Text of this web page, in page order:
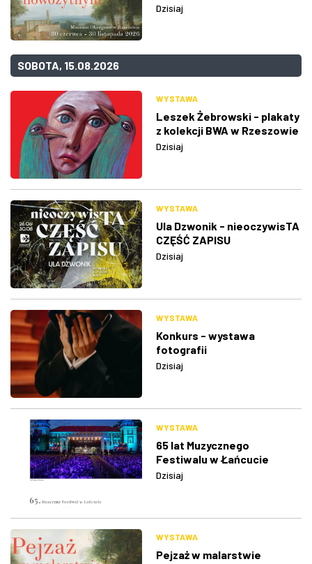
Dzisiaj
SOBOTA, 15.08.2026
WYSTAWA
Leszek Żebrowski - plakaty
z kolekcji BWA w Rzeszowie
Dzisiaj
WYSTAWA
Ula Dzwonik - nieoczywisTA
CZĘŚĆ ZAPISU
Dzisiaj
WYSTAWA
Konkurs - wystawa
fotografii
Dzisiaj
WYSTAWA
65 lat Muzycznego
Festiwalu w Łańcucie
Dzisiaj
WYSTAWA
Pejzaż w malarstwie